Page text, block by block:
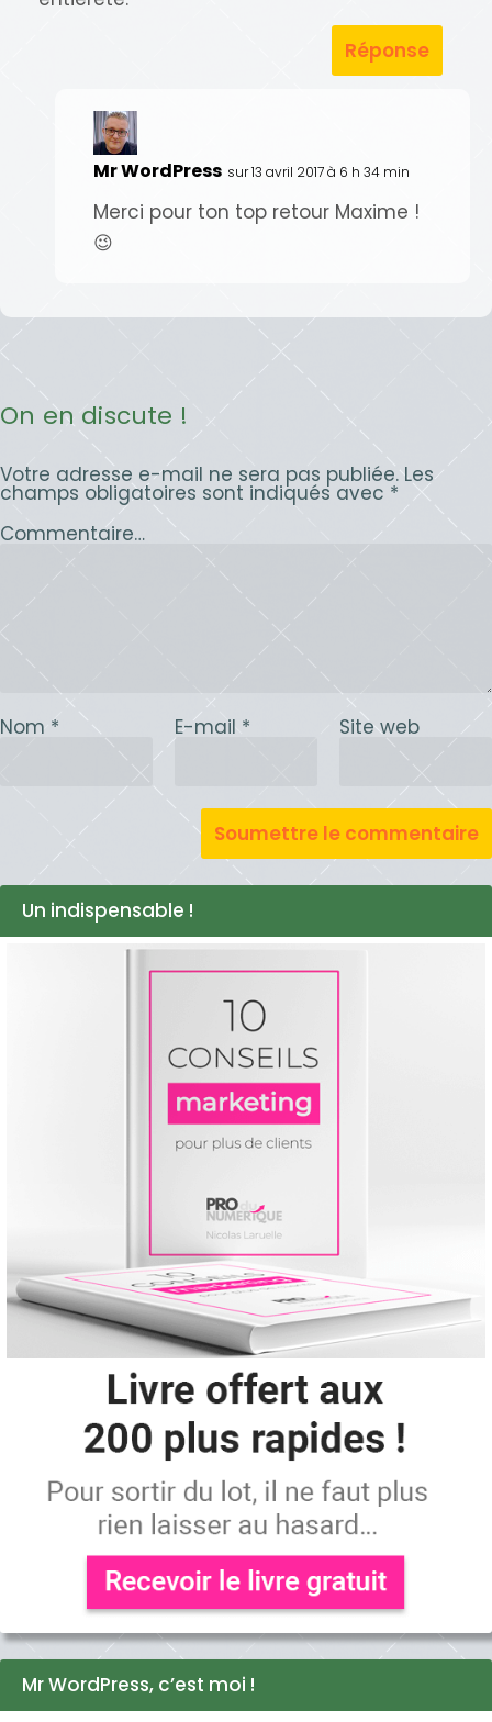
Réponse
Mr WordPress sur 13 avril 2017 à 6 h 34 min
Merci pour ton top retour Maxime !
😉
On en discute !
Votre adresse e-mail ne sera pas publiée. Les
champs obligatoires sont indiqués avec *
Commentaire…
Nom * E-mail * Site web
Un indispensable !
Mr WordPress, c’est moi !